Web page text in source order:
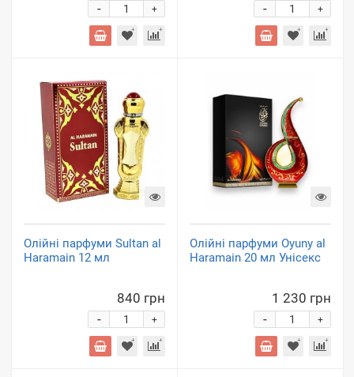
+
- +
-
Олійні парфуми Sultan al
Haramain 12 мл
840 грн
+
-
Олійні парфуми Oyuny al
Haramain 20 мл Унісекс
1 230 грн
+
-